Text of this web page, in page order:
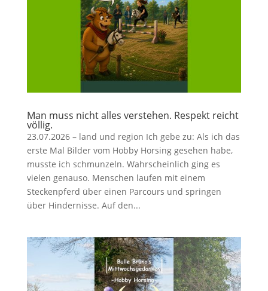
Man muss nicht alles verstehen. Respekt reicht
völlig.
23.07.2026 – land und region Ich gebe zu: Als ich das
erste Mal Bilder vom Hobby Horsing gesehen habe,
musste ich schmunzeln. Wahrscheinlich ging es
vielen genauso. Menschen laufen mit einem
Steckenpferd über einen Parcours und springen
über Hindernisse. Auf den...